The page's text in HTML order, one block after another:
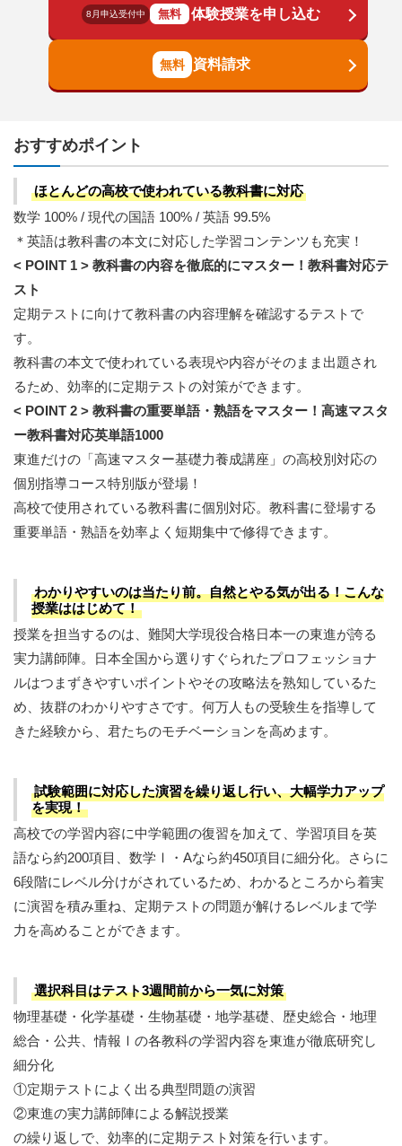
8月申込受付中 無料 体験授業を申し込む
資料請求
おすすめポイント
ほとんどの高校で使われている教科書に対応
数学 100% / 現代の国語 100% / 英語 99.5%
＊英語は教科書の本文に対応した学習コンテンツも充実！
< POINT 1 > 教科書の内容を徹底的にマスター！教科書対応テ
スト
定期テストに向けて教科書の内容理解を確認するテストで
す。
教科書の本文で使われている表現や内容がそのまま出題され
るため、効率的に定期テストの対策ができます。
< POINT 2 > 教科書の重要単語・熟語をマスター！高速マスタ
ー教科書対応英単語1000
東進だけの「高速マスター基礎力養成講座」の高校別対応の
個別指導コース特別版が登場！
高校で使用されている教科書に個別対応。教科書に登場する
重要単語・熟語を効率よく短期集中で修得できます。
わかりやすいのは当たり前。自然とやる気が出る！こんな
授業ははじめて！
授業を担当するのは、難関大学現役合格日本一の東進が誇る
実力講師陣。日本全国から選りすぐられたプロフェッショナ
ルはつまずきやすいポイントやその攻略法を熟知しているた
め、抜群のわかりやすさです。何万人もの受験生を指導して
きた経験から、君たちのモチベーションを高めます。
試験範囲に対応した演習を繰り返し行い、大幅学力アップ
を実現！
高校での学習内容に中学範囲の復習を加えて、学習項目を英
語なら約200項目、数学Ⅰ・Aなら約450項目に細分化。さらに
6段階にレベル分けがされているため、わかるところから着実
に演習を積み重ね、定期テストの問題が解けるレベルまで学
力を高めることができます。
選択科目はテスト3週間前から一気に対策
物理基礎・化学基礎・生物基礎・地学基礎、歴史総合・地理
総合・公共、情報Ⅰの各教科の学習内容を東進が徹底研究し
細分化
①定期テストによく出る典型問題の演習
②東進の実力講師陣による解説授業
の繰り返しで、効率的に定期テスト対策を行います。